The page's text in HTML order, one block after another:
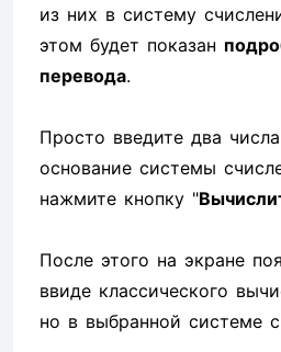
из них в систему
этом будет показан
перевода.
Просто введите два
основание системы
нажмите кнопку "
После этого на экране
ввиде классического
но в выбранной системе